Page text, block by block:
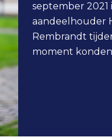
september
aandeelhouder
Rembrandt
moment